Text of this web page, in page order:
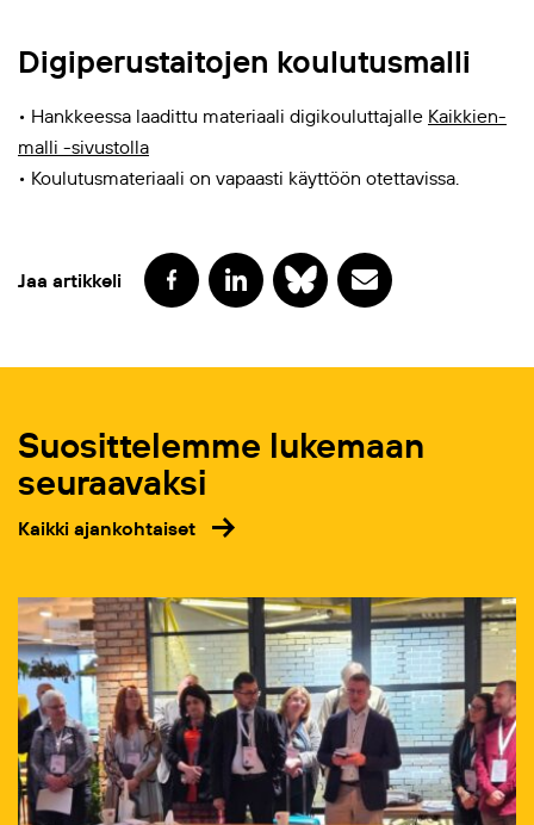
Digiperustaitojen koulutusmalli
• Hankkeessa laadittu materiaali digikouluttajalle Kaikkien-
malli -sivustolla
• Koulutusmateriaali on vapaasti käyttöön otettavissa.
Jaa artikkeli
Suosittelemme lukemaan
seuraavaksi
Kaikki ajankohtaiset